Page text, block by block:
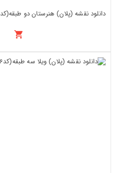
دانلود نقشه (پلان) هنرستان دو طبقه(کد3397)